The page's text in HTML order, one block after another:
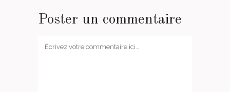
Poster un commentaire